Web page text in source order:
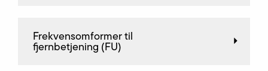
Frekvensomformer til
fjernbetjening (FU)